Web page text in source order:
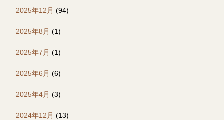
2025年12月 (94)
2025年8月 (1)
2025年7月 (1)
2025年6月 (6)
2025年4月 (3)
2024年12月 (13)